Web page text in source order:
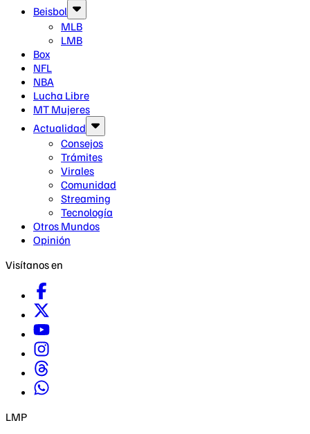
Beisbol
MLB
LMB
Box
NFL
NBA
Lucha Libre
MT Mujeres
Actualidad
Consejos
Trámites
Virales
Comunidad
Streaming
Tecnología
Otros Mundos
Opinión
Visítanos en
LMP